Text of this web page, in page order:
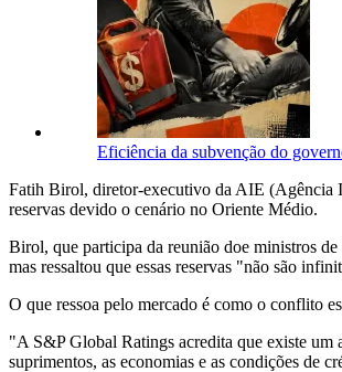
Eficiência da subvenção do
Fatih Birol, diretor-executivo da AIE (Agência
reservas devido o cenário no Oriente Médio.
Birol, que participa da reunião doe ministros
mas ressaltou que essas reservas "não são
O que ressoa pelo mercado é como o conflito
"A S&P Global Ratings acredita que existe um
suprimentos, as economias e as condições de